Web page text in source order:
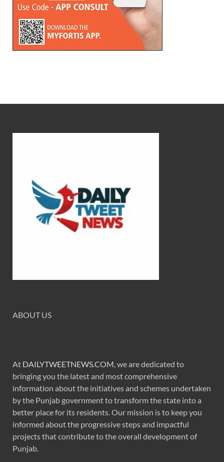
ABOUT US
At DAILYTWEETNEWS.COM, we are dedicated to
bringing you the latest and most comprehensive
information about the initiatives and schemes undertaken
by the Punjab government to transform the state into a
better place for its residents. Our mission is to keep you
informed about the progressive steps and impactful
projects that contribute to the overall development of
Punjab.